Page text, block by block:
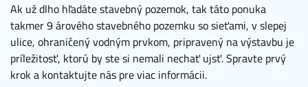
Ak už dlho hľadáte stavebný pozemok, tak táto ponuka
takmer 9 árového stavebného pozemku so sieťami, v slepej
ulice, ohraničený vodným prvkom, pripravený na výstavbu je
príležitosť, ktorú by ste si nemali nechať ujsť. Spravte prvý
krok a kontaktujte nás pre viac informácii.